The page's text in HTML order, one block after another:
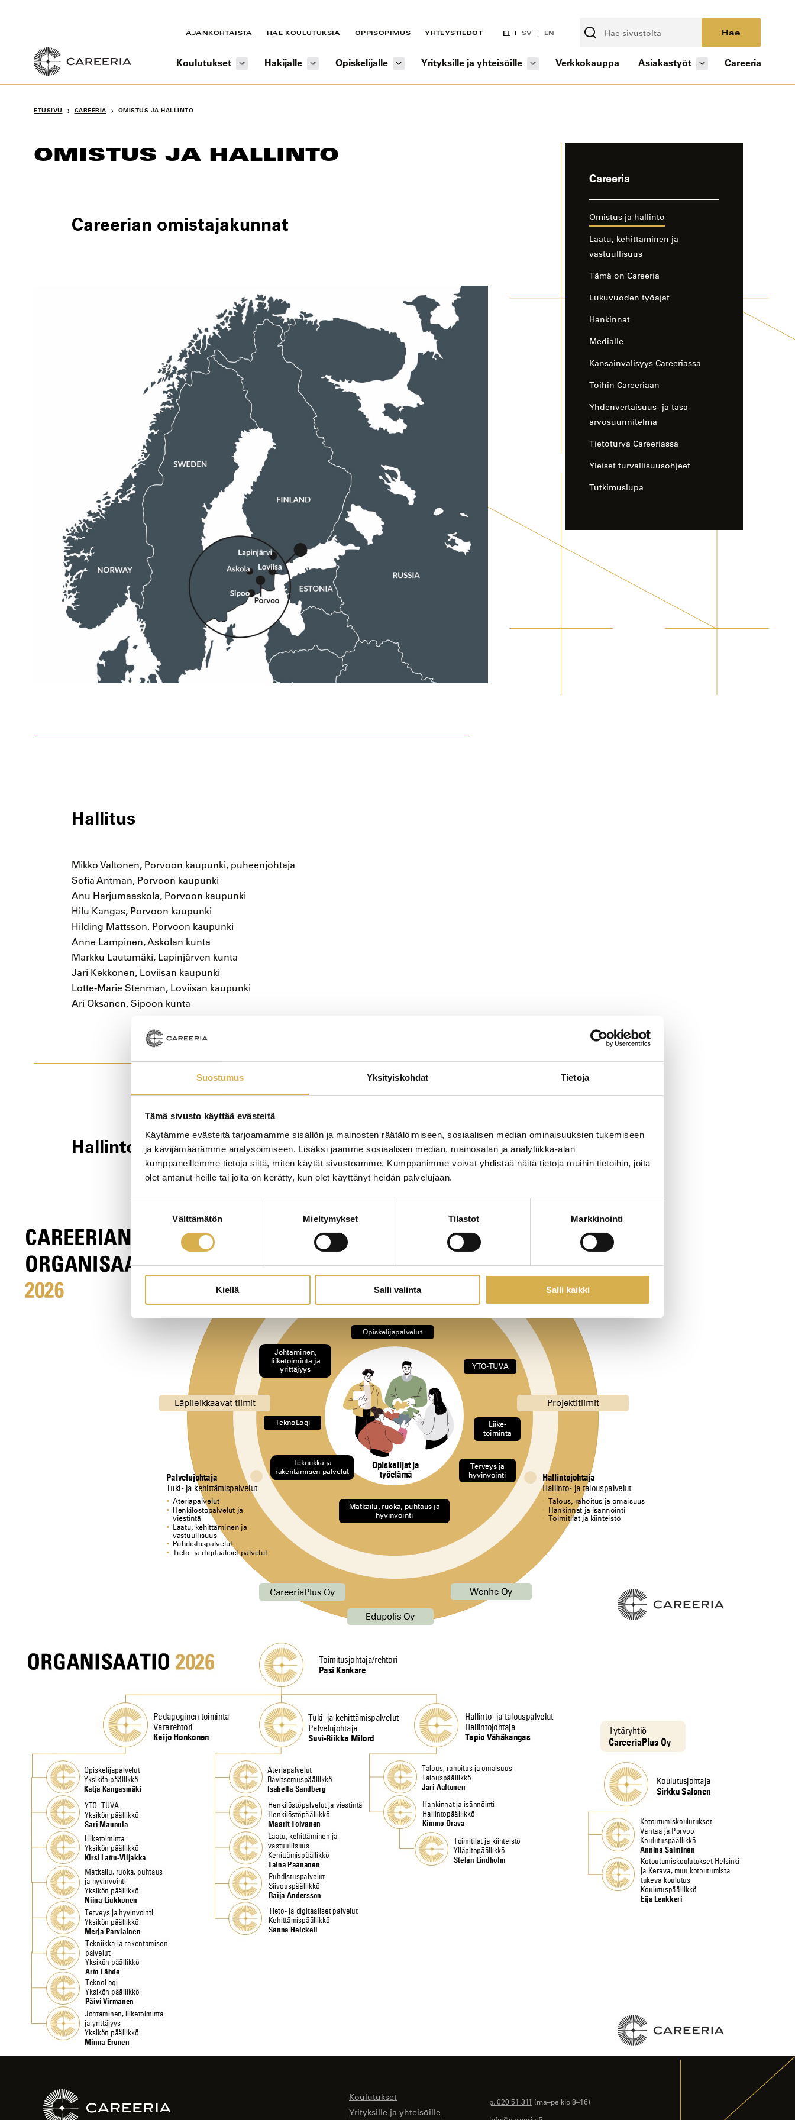
Suostumus Yksityiskohdat Tietoja
Tämä sivusto käyttää evästeitä
Käytämme evästeitä tarjoamamme sisällön ja mainosten räätälöimiseen, sosiaalisen median ominaisuuksien tukemiseen
ja kävijämäärämme analysoimiseen. Lisäksi jaamme sosiaalisen median, mainosalan ja analytiikka-alan
kumppaneillemme tietoja siitä, miten käytät sivustoamme. Kumppanimme voivat yhdistää näitä tietoja muihin tietoihin, joita
olet antanut heille tai joita on kerätty, kun olet käyttänyt heidän palvelujaan.
Välttämätön Mieltymykset Tilastot Markkinointi
Kiellä Salli valinta Salli kaikki
AJANKOHTAISTA HAE KOULUTUKSIA OPPISOPIMUS YHTEYSTIEDOT FI SV EN Hae
Koulutukset Hakijalle Opiskelijalle Yrityksille ja yhteisöille Verkkokauppa Asiakastyöt Careeria
ETUSIVU › CAREERIA › OMISTUS JA HALLINTO
OMISTUS JA HALLINTO
Careerian omistajakunnat
Hallitus
Mikko Valtonen, Porvoon kaupunki, puheenjohtaja
Sofia Antman, Porvoon kaupunki
Anu Harjumaaskola, Porvoon kaupunki
Hilu Kangas, Porvoon kaupunki
Hilding Mattsson, Porvoon kaupunki
Anne Lampinen, Askolan kunta
Markku Lautamäki, Lapinjärven kunta
Jari Kekkonen, Loviisan kaupunki
Lotte-Marie Stenman, Loviisan kaupunki
Ari Oksanen, Sipoon kunta
Hallinto
Careeria
Omistus ja hallinto
Laatu, kehittäminen ja
vastuullisuus
Tämä on Careeria
Lukuvuoden työajat
Hankinnat
Medialle
Kansainvälisyys Careeriassa
Töihin Careeriaan
Yhdenvertaisuus- ja tasa-
arvosuunnitelma
Tietoturva Careeriassa
Yleiset turvallisuusohjeet
Tutkimuslupa
Koulutukset
Yrityksille ja yhteisöille
p. 020 51 311 (ma–pe klo 8–16)